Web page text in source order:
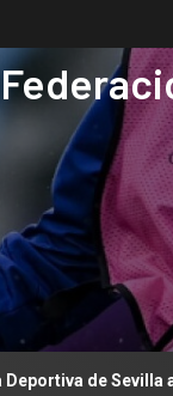
Sevilla a la Real